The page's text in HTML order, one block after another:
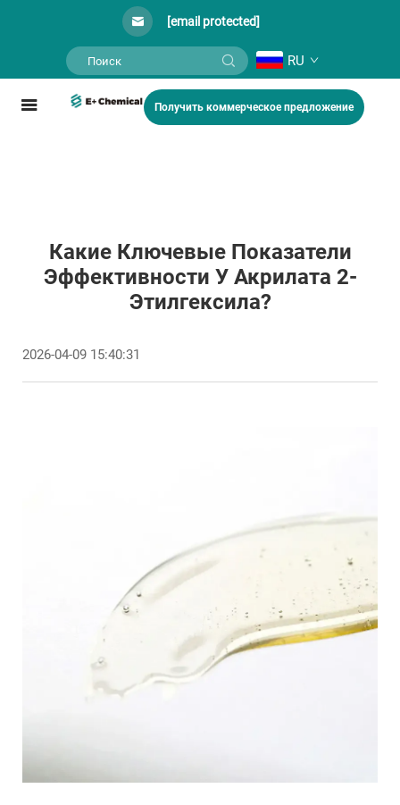
[email protected]
RU
Получить коммерческое предложение
Какие Ключевые Показатели
Эффективности У Акрилата 2-
Этилгексила?
2026-04-09 15:40:31